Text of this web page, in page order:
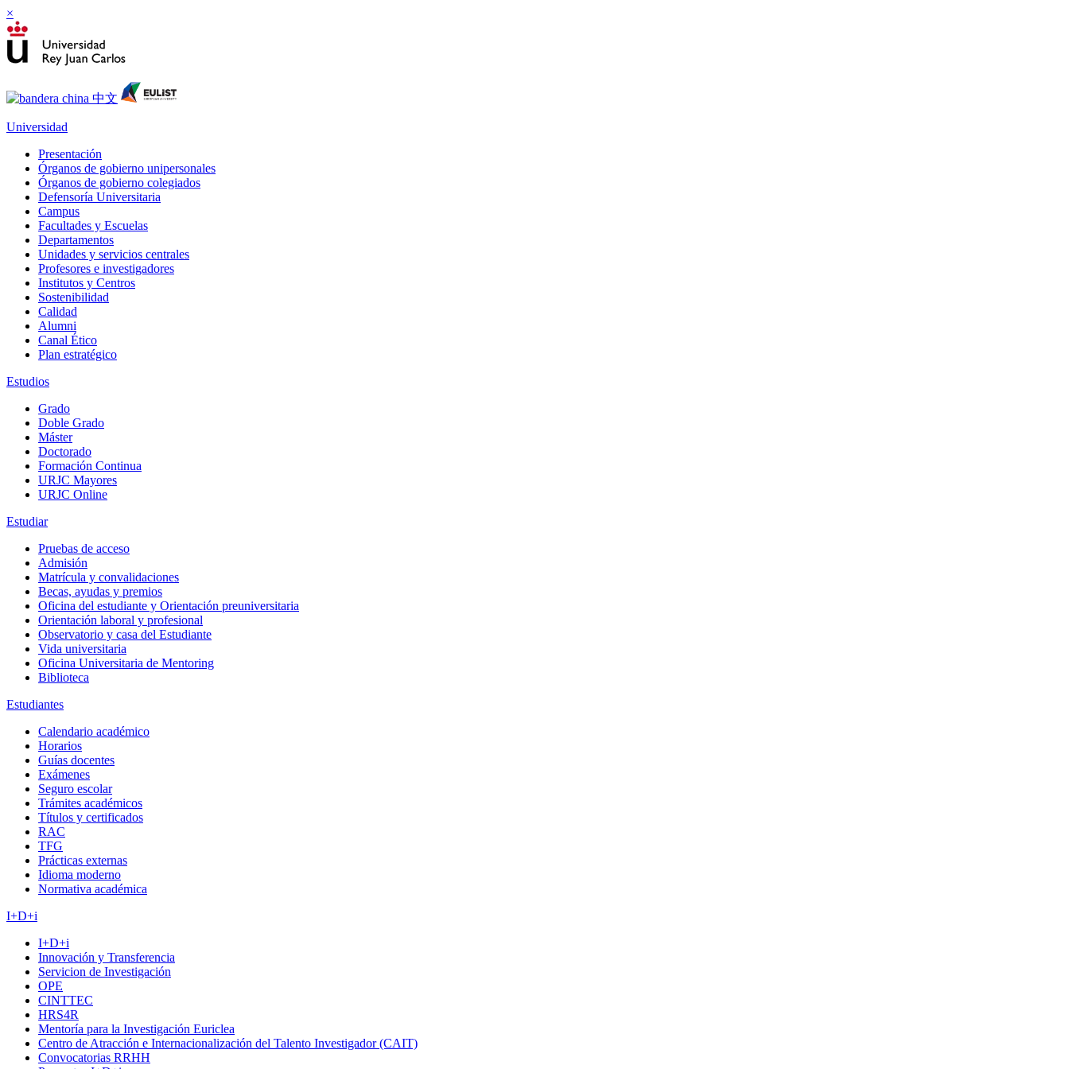
×
Universidad
Presentación
Órganos de gobierno unipersonales
Órganos de gobierno colegiados
Defensoría Universitaria
Campus
Facultades y Escuelas
Departamentos
Unidades y servicios centrales
Profesores e investigadores
Institutos y Centros
Sostenibilidad
Calidad
Alumni
Canal Ético
Plan estratégico
Estudios
Grado
Doble Grado
Máster
Doctorado
Formación Continua
URJC Mayores
URJC Online
Estudiar
Pruebas de acceso
Admisión
Matrícula y convalidaciones
Becas, ayudas y premios
Oficina del estudiante y Orientación preuniversitaria
Orientación laboral y profesional
Observatorio y casa del Estudiante
Vida universitaria
Oficina Universitaria de Mentoring
Biblioteca
Estudiantes
Calendario académico
Horarios
Guías docentes
Exámenes
Seguro escolar
Trámites académicos
Títulos y certificados
RAC
TFG
Prácticas externas
Idioma moderno
Normativa académica
I+D+i
I+D+i
Innovación y Transferencia
Servicion de Investigación
OPE
CINTTEC
HRS4R
Mentoría para la Investigación Euriclea
Centro de Atracción e Internacionalización del Talento Investigador (CAIT)
Convocatorias RRHH